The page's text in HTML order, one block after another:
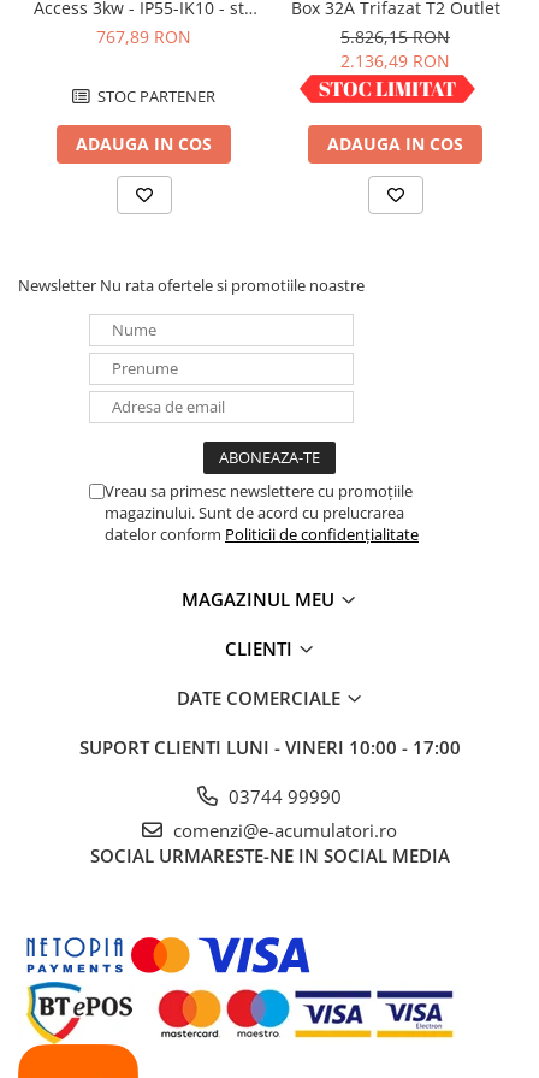
Panouri portabile
Statii energie portabile
Diverse
Electrice
Intrerupatoare si prize
Sigurante
Tablouri electrice
Lumina (Becuri si Lanterne)
Laptop & PC accesorii, baterii,
cabluri USB, prelungitoare USB
Cablu de date si Adaptoare
Solutii solare portabile
Lichidare de stoc
Sisteme de prindere
Statii de incarcare EV
Access 3kw - IP55-IK10 - std
German cu capac blocat
767,89 RON
STOC PARTENER
ADAUGA IN COS
Box 32A Trifazat T2 Outlet
5.826,15 RON
2.136,49 RON
IN STOC
ADAUGA IN COS
Newsletter Nu rata ofertele si promotiile noastre
Vreau sa primesc newslettere cu promoțiile
magazinului. Sunt de acord cu prelucrarea
datelor conform Politicii de confidențialitate
MAGAZINUL MEU
CLIENTI
DATE COMERCIALE
SUPORT CLIENTI LUNI - VINERI 10:00 - 17:00
03744 99990
comenzi@e-acumulatori.ro
SOCIAL URMARESTE-NE IN SOCIAL MEDIA